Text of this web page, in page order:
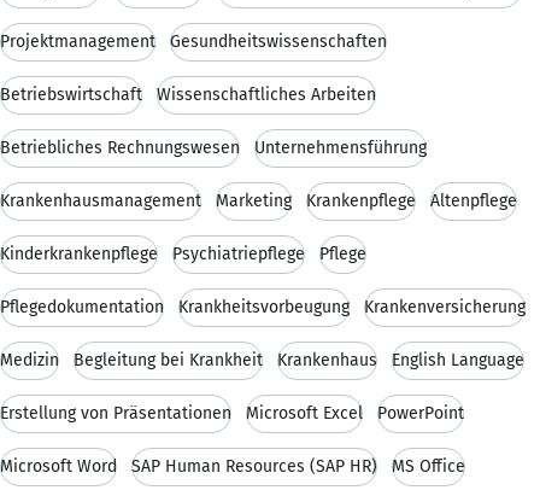
Projektmanagement Gesundheitswissenschaften
Betriebswirtschaft Wissenschaftliches Arbeiten
Betriebliches Rechnungswesen Unternehmensführung
Krankenhausmanagement Marketing Krankenpflege Altenpflege
Kinderkrankenpflege Psychiatriepflege Pflege
Pflegedokumentation Krankheitsvorbeugung Krankenversicherung
Medizin Begleitung bei Krankheit Krankenhaus English Language
Erstellung von Präsentationen Microsoft Excel PowerPoint
Microsoft Word SAP Human Resources (SAP HR) MS Office